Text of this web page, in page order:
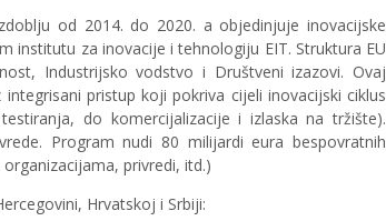
od 2014. do 2020. a objedinjuje inovacijske
institutu za inovacije i tehnologiju EIT. Struktura EU
Industrijsko vodstvo i Društveni izazovi. Ovaj
pristup koji pokriva cijeli inovacijski ciklus
do komercijalizacije i izlaska na tržište).
Program nudi 80 milijardi eura bespovratnih
privredi, itd.)
Hrvatskoj i Srbiji: